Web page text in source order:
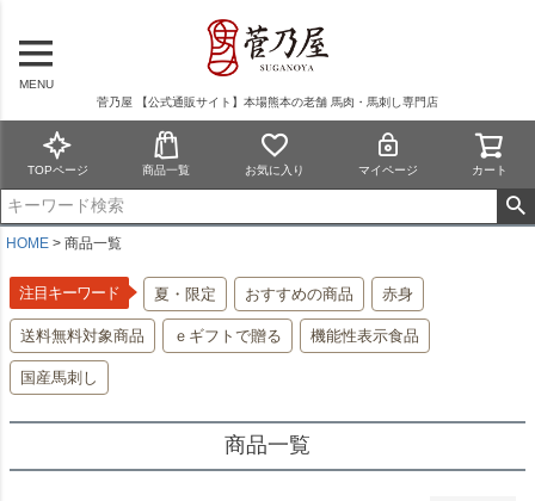
MENU
菅乃屋 【公式通販サイト】本場熊本の老舗 馬肉・馬刺し専門店
TOPページ 商品一覧 お気に入り マイページ カート
HOME 商品一覧
注目キーワード 夏・限定 おすすめの商品 赤身
送料無料対象商品 ｅギフトで贈る 機能性表示食品
国産馬刺し
商品一覧
商品番号/JANコード
予約商品
予約商品のみを表示
並び順
登録順
価格が安い順
価格が高い順
優先度順
レビュー順
検索